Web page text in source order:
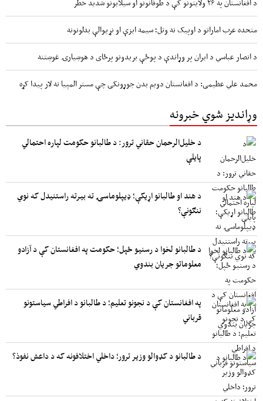
متحده عرب اماراتو د اوپیک نه وتل؛ سیمه ایزې او نړیوالې بدلونونه
د انصار عباسي د ایران پر وړاندې د پوځې بریدونو پرځای د هوښیارۍ غوښتنه
محمد علي عظیمی: د افغانستان دویم بدن جوړونکی چې مستر المپیا ته لار پیدا کړه
وړاندیز شوي خبرونه
د خلیل‌الرحمان حقاني ترور: د طالبانو حکومت لپاره احتمالي
پایلې
د هند او طالبانو اړیکې؛ ډیپلوماسۍ ته بیرته راستنیدل که نوي
ننګونې؟
د طالبانو لخوا د رسنیو ځپل؛ حکومت په افغانستان کې د آزادو
معلوماتو جریان بندوي
په افغانستان کې د نجونو تعلیم؛ د طالبانو د افراطي سیاستونو
قرباني
د طالبانو د کډوالو وزیر ترور؛ داخلي اختلافونه که د داعش نفوذ؟